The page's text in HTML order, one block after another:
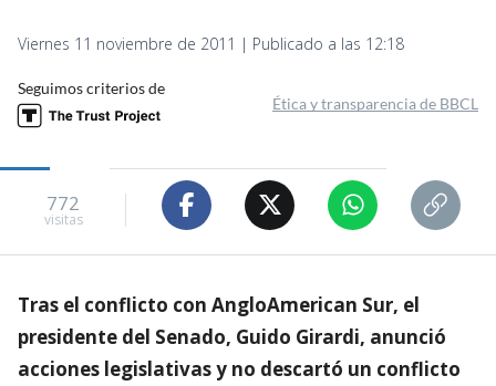
Viernes 11 noviembre de 2011 | Publicado a las 12:18
Seguimos criterios de
Ética y transparencia de BBCL
772
visitas
Tras el conflicto con AngloAmerican Sur, el
presidente del Senado, Guido Girardi, anunció
acciones legislativas y no descartó un conflicto